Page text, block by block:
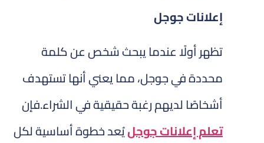
إعلانات جوجل
تظهر أولًا عندما يبحث شخص عن كلمة
محددة في جوجل، مما يعني أنها تستهدف
أشخاصًا لديهم رغبة حقيقية في الشراء.فإن
تعلم إعلانات جوجليُعد خطوة أساسية لكل